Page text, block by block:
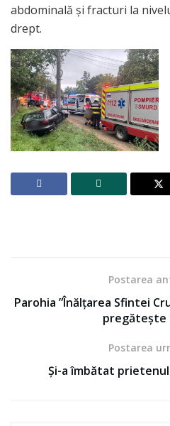
abdominală și fracturi la
drept.
Postarea
Parohia ”Înălțarea Sfintei
pregătește
Postarea
Și-a îmbătat